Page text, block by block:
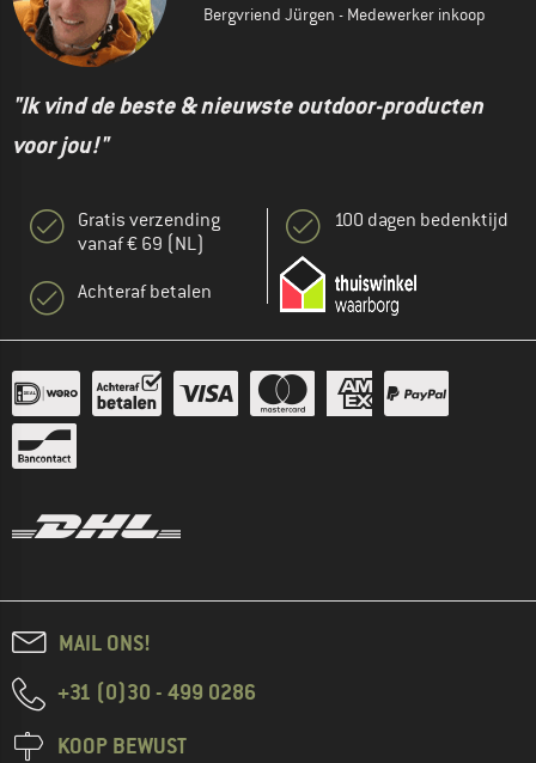
Bergvriend Jürgen - Medewerker inkoop
"Ik vind de beste & nieuwste outdoor-producten
voor jou!"
Gratis verzending
vanaf € 69 (NL)
Achteraf betalen
100 dagen bedenktijd
MAIL ONS!
+31 (0)30 - 499 0286
KOOP BEWUST